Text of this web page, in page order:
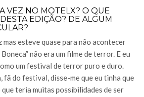
VEZ NO MOTELX? O QUE
EDIÇÃO? DE ALGUM
mas esteve quase para não acontecer
não era um filme de terror. E eu
um festival de terror puro e duro.
fã do festival, disse-me que eu tinha que
teria muitas possibilidades de ser